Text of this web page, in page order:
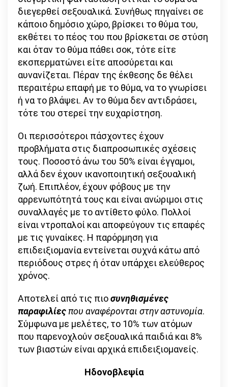
διεγερθεί σεξουαλικά. Συνήθως πηγαίνει σε
κάποιο δημόσιο χώρο, βρίσκει το θύμα του,
εκθέτει το πέος του που βρίσκεται σε στύση
και όταν το θύμα πάθει σοκ, τότε είτε
εκσπερματώνει είτε αποσύρεται και
αυνανίζεται. Πέραν της έκθεσης δε θέλει
περαιτέρω επαφή με το θύμα, να το γνωρίσει
ή να το βλάψει. Αν το θύμα δεν αντιδράσει,
τότε του στερεί την ευχαρίστηση.
Οι περισσότεροι πάσχοντες έχουν
προβλήματα στις διαπροσωπικές σχέσεις
τους. Ποσοστό άνω του 50% είναι έγγαμοι,
αλλά δεν έχουν ικανοποιητική σεξουαλική
ζωή. Επιπλέον, έχουν φόβους με την
αρρενωπότητά τους και είναι ανώριμοι στις
συναλλαγές με το αντίθετο φύλο. Πολλοί
είναι ντροπαλοί και αποφεύγουν τις επαφές
με τις γυναίκες. Η παρόρμηση για
επιδειξιομανία εντείνεται συχνά κάτω από
περιόδους στρες ή όταν υπάρχει ελεύθερος
χρόνος.
Αποτελεί από τις πιοσυνηθισμένες
παραφιλίες που αναφέρονται στην αστυνομία.
Σύμφωνα με μελέτες, το 10% των ατόμων
που παρενοχλούν σεξουαλικά παιδιά και 8%
των βιαστών είναι αρχικά επιδειξιομανείς.
Ηδονοβλεψία